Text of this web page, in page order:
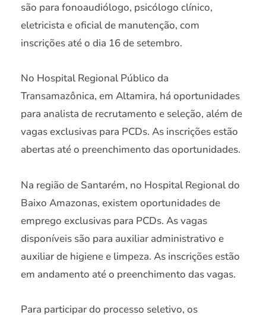
são para fonoaudiólogo, psicólogo clínico,
eletricista e oficial de manutenção, com
inscrições até o dia 16 de setembro.
No Hospital Regional Público da
Transamazônica, em Altamira, há oportunidades
para analista de recrutamento e seleção, além de
vagas exclusivas para PCDs. As inscrições estão
abertas até o preenchimento das oportunidades.
Na região de Santarém, no Hospital Regional do
Baixo Amazonas, existem oportunidades de
emprego exclusivas para PCDs. As vagas
disponíveis são para auxiliar administrativo e
auxiliar de higiene e limpeza. As inscrições estão
em andamento até o preenchimento das vagas.
Para participar do processo seletivo, os